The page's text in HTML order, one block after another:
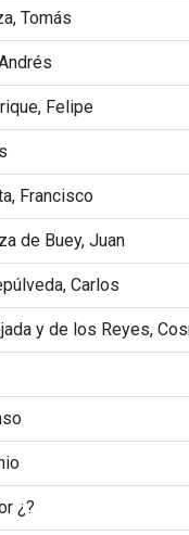
Tomás
Felipe
Francisco
de Buey, Juan
Carlos
y de los Reyes,
¿?